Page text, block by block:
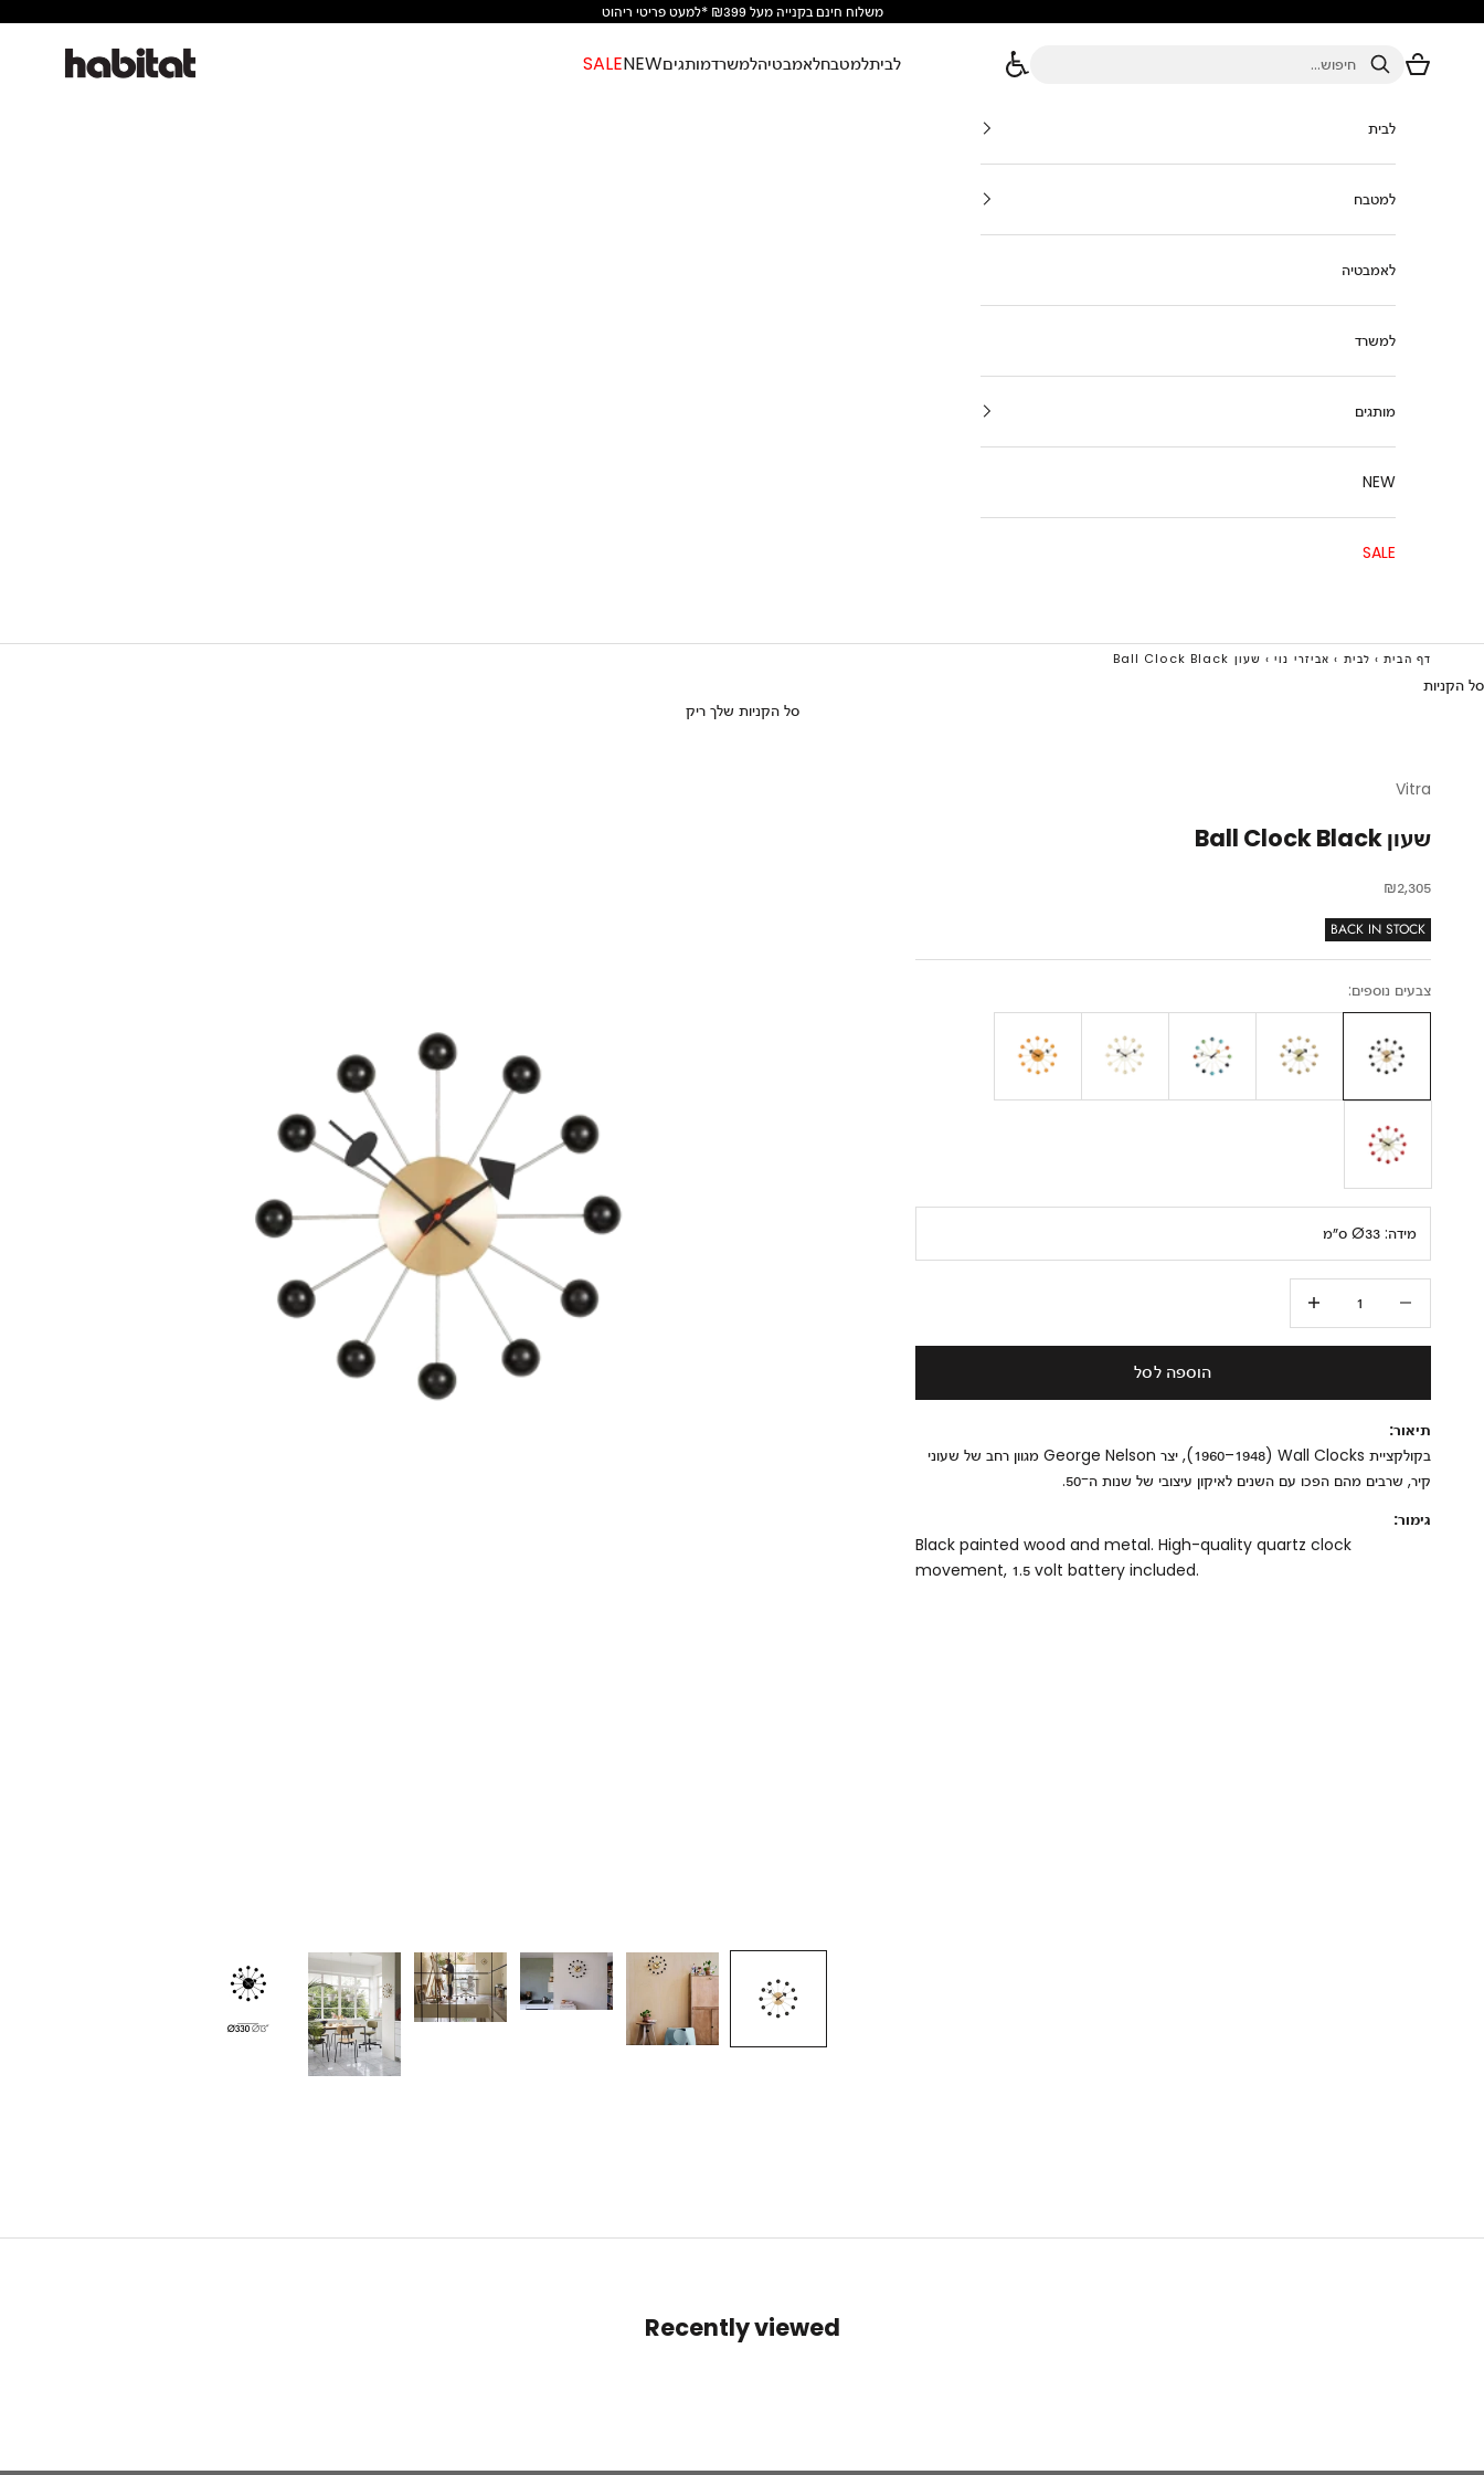
משלוח חינם בקנייה מעל ₪399 *למעט פריטי ריהוט
habitat online לביתלמטבחלאמבטיהלמשרדמותגיםNEW
SALE חיפוש
סל הקניות
לבית
למטבח
לאמבטיה
למשרד
מותגים
NEW
SALE
דף הבית › לבית › אביזרי נוי › שעון Ball Clock Black
סל הקניות
סל הקניות שלך ריק
Vitra
שעון Ball Clock Black
מחיר מבצע
₪2,305
BACK IN STOCK
צבעים נוספים:
מידה: Ø33 ס״מ
הוספה לסל
תיאור:
בקולקציית Wall Clocks (‏1948–1960), יצר George Nelson מגוון רחב של שעוני
קיר, שרבים מהם הפכו עם השנים לאיקון עיצובי של שנות ה־50.
גימור:
Black painted wood and metal. High-quality quartz clock
movement, 1.5 volt battery included.
Recently viewed